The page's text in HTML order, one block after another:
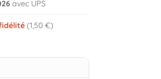
avec UPS
(1,50 €)